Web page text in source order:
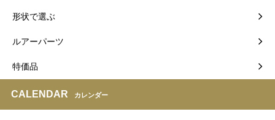
形状で選ぶ
ルアーパーツ
特価品
CALENDAR カレンダー